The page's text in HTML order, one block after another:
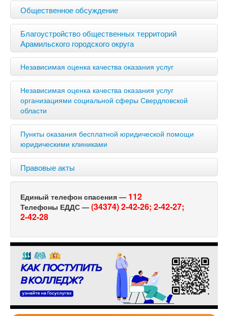
Общественное обсуждение
Благоустройство общественных территорий
Арамильского городского округа
Независимая оценка качества оказания услуг
Независимая оценка качества оказания услуг
организациями социальной сферы Свердловской
области
Пункты оказания бесплатной юридической помощи
юридическими клиниками
Правовые акты
Единый телефон спасения — 112
Телефоны ЕДДС — (34374) 2-42-26; 2-42-27;
2-42-28